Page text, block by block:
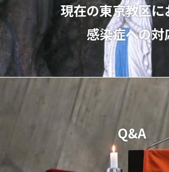
現在の東京教区に
感染症への対
Q&A